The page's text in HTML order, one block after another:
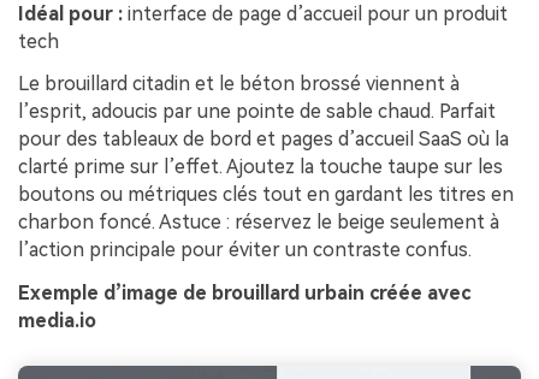
Idéal pour : interface de page d’accueil pour un produit
tech
Le brouillard citadin et le béton brossé viennent à
l’esprit, adoucis par une pointe de sable chaud. Parfait
pour des tableaux de bord et pages d’accueil SaaS où la
clarté prime sur l’effet. Ajoutez la touche taupe sur les
boutons ou métriques clés tout en gardant les titres en
charbon foncé. Astuce : réservez le beige seulement à
l’action principale pour éviter un contraste confus.
Exemple d’image de brouillard urbain créée avec
media.io